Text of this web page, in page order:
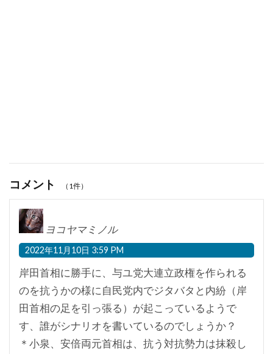
コメント （1件）
ヨコヤマミノル
2022年11月10日 3:59 PM
岸田首相に勝手に、与ユ党大連立政権を作られる
のを抗うかの様に自民党内でジタバタと内紛（岸
田首相の足を引っ張る）が起こっているようで
す、誰がシナリオを書いているのでしょうか？
＊小泉、安倍両元首相は、抗う対抗勢力は抹殺し